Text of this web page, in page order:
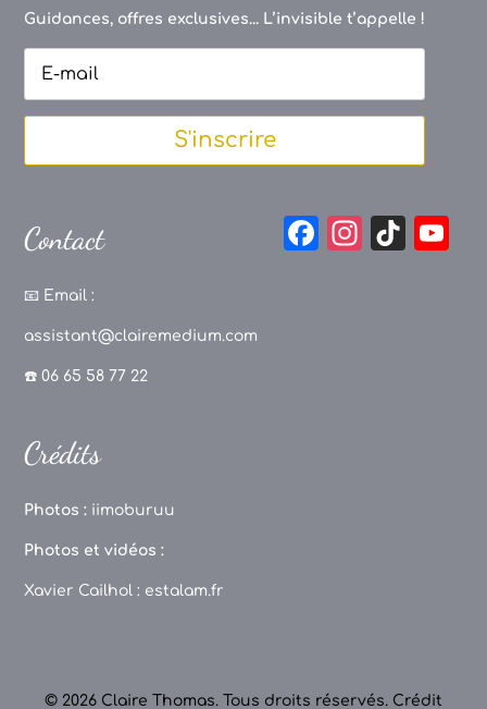
Guidances, offres exclusives... L’invisible t’appelle !
S'inscrire
Contact
📧 Email :
assistant@clairemedium.com
☎️ 06 65 58 77 22
F
In
Ti
Crédits
Photos : iimoburuu
Photos et vidéos :
Xavier Cailhol : estalam.fr
© 2026 Claire Thomas. Tous droits réservés. Crédit